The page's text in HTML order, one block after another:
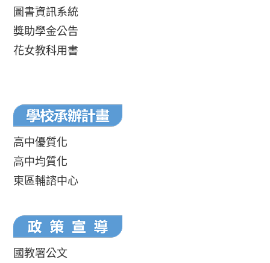
圖書資訊系統
獎助學金公告
花女教科用書
高中優質化
高中均質化
東區輔諮中心
國教署公文